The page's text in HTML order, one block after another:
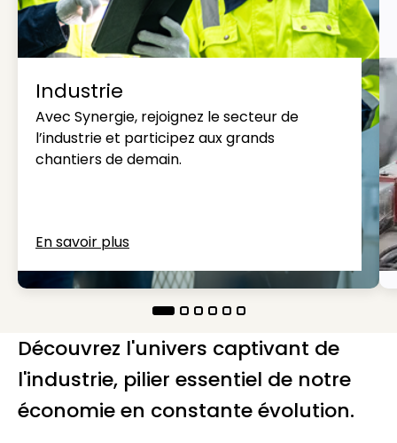
Industrie
Avec Synergie, rejoignez le secteur de
l’industrie et participez aux grands
chantiers de demain.
En savoir plus
Découvrez l'univers captivant de
l'industrie, pilier essentiel de notre
économie en constante évolution.